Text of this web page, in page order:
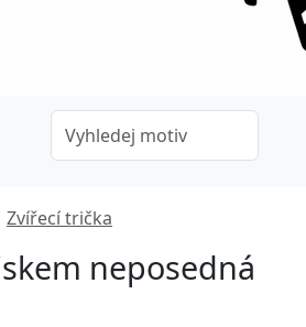
Zvířecí trička
neposedná